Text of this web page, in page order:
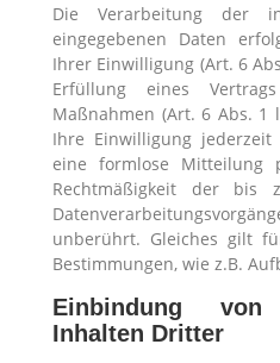
Die Verarbeitung der
eingegebenen Daten
Ihrer Einwilligung (Art. 6
Erfüllung eines
Maßnahmen (Art. 6 Abs. 1
Ihre Einwilligung
eine formlose Mitteilung
Rechtmäßigkeit der bis
unberührt. Gleiches gilt
Bestimmungen, wie z.B.
Einbindung
Inhalten Dritter